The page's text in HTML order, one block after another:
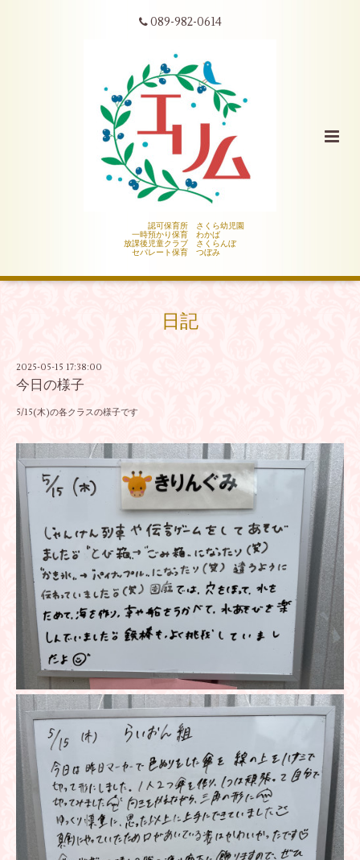
089-982-0614
認可保育所 さくら幼児園
一時預かり保育 わかば
放課後児童クラブ さくらんぼ
セパレート保育 つぼみ
日記
2025-05-15 17:38:00
今日の様子
5/15(木)の各クラスの様子です